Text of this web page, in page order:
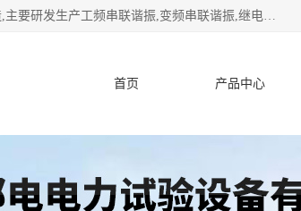
武汉鄂电电力试验设备有限公司专门从事电力电气设备和仪器仪表的设计与制造,主要研发生产工频串联谐振,变频串联谐振,继电保护测试仪,电缆故障测试仪,直流电阻测试仪,接地电阻测试仪等一百多种高品质产品.坚持奉行"质量一,客户至上"的服务宗旨。
首页 产品中心